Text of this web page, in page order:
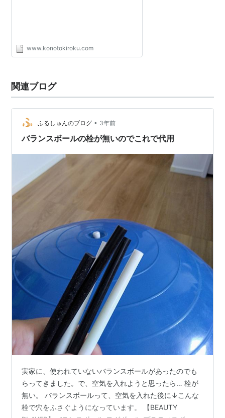
www.konotokiroku.com
関連ブログ
ふるしゅんのブログ • 3年前
バランスボールの栓が無いのでこれで代用
実家に、使われていないバランスボールがあったのでも
らってきました。で、空気を入れようと思ったら… 栓が
無い。 バランスボールって、空気を入れた後に↓こんな
栓で穴をふさぐようになっています。 【BEAUTY